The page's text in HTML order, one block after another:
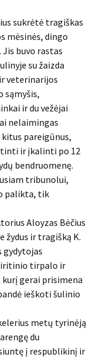
sukrėtė tragiškas
mėsinės, dingo
buvo rastas
su žaizda
veterinarijos
sąmyšis,
ir du vežėjai
nelaimingas
pareigūnus,
ir įkalinti po 12
bendruomenę.
tribunolui,
palikta, tik
Aloyzas Bėčius
žydus ir tragišką K.
gydytojas
tirpalo ir
gerai prisimena
ieškoti šulinio
metų tyrinėją
du
į respublikinį ir